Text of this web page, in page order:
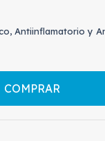
Antiinflamatorio y
COMPRAR